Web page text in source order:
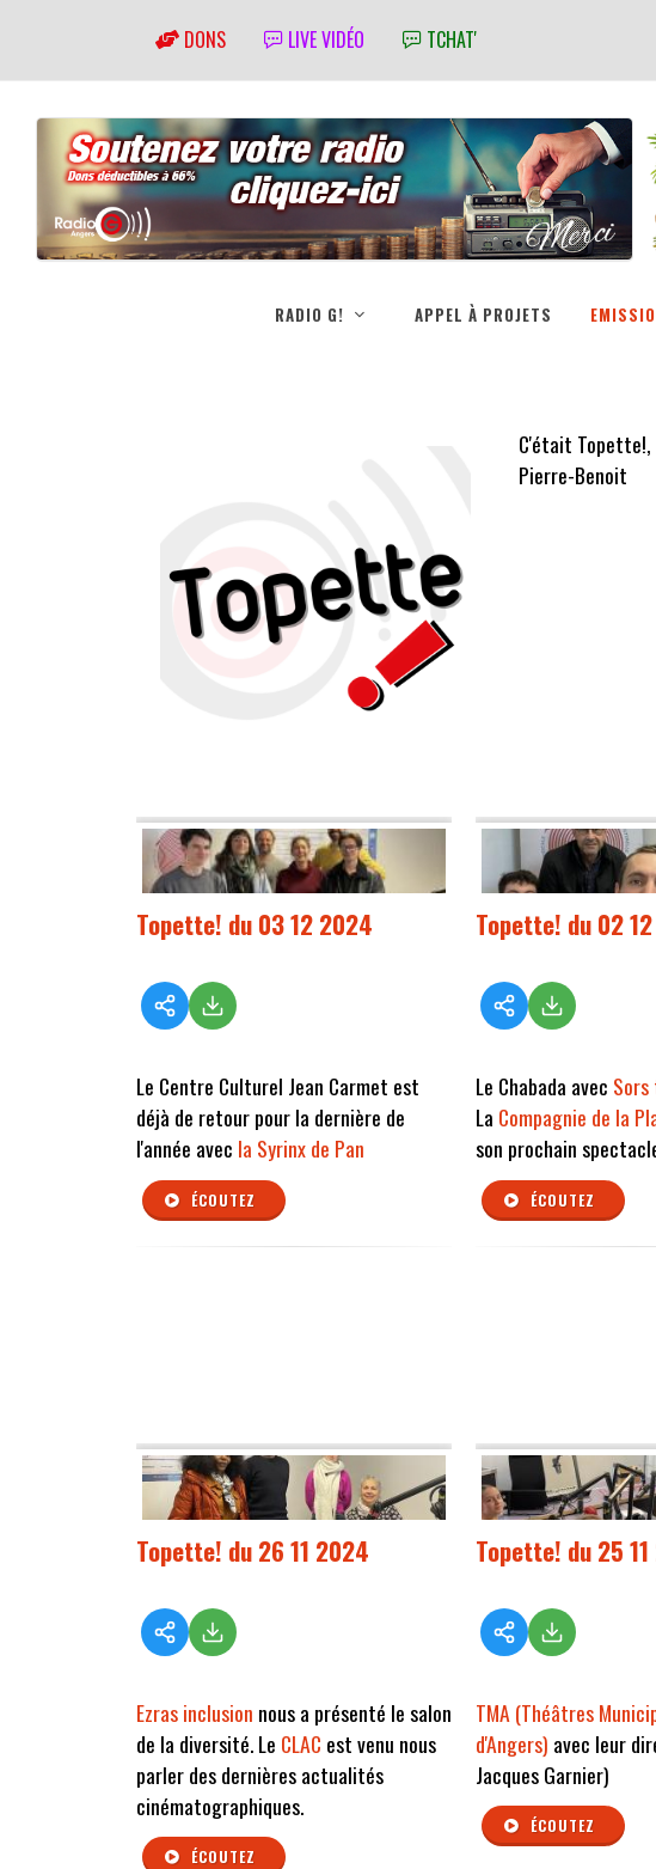
DONS LIVE VIDÉO TCHAT'
RADIO G! APPEL À PROJETS
C'était Topette!,
Pierre-Benoit
Topette! du 03 12 2024
Le Centre Culturel Jean Carmet est
déjà de retour pour la dernière de
l'année avec la Syrinx de Pan
ÉCOUTEZ
Topette! du 02
Le Chabada avec
La Compagnie de la
son prochain
ÉCOUTEZ
Topette! du 26 11 2024
Ezras inclusion nous a présenté le salon
de la diversité. Le CLAC est venu nous
parler des dernières actualités
cinématographiques.
ÉCOUTEZ
Topette! du 25
TMA (Théâtres
d'Angers) avec leur
Jacques Garnier)
ÉCOUTEZ